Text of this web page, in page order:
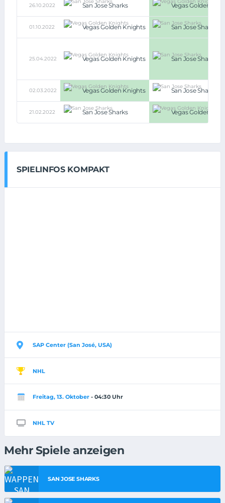
26.10.2022 San Jose Sharks Vegas Golden
01.10.2022 Vegas Golden Knights San Jose Sharks
25.04.2022 Vegas Golden Knights San Jose Sharks
02.03.2022 Vegas Golden Knights San Jose Sharks
21.02.2022 San Jose Sharks Vegas Golden
SPIELINFOS KOMPAKT
SAP Center (San José, USA)
NHL
Freitag, 13. Oktober - 04:30 Uhr
NHL TV
Mehr Spiele anzeigen
SAN JOSE SHARKS